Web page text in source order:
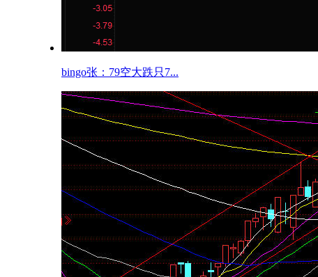
bingo张：79空大跌只7...